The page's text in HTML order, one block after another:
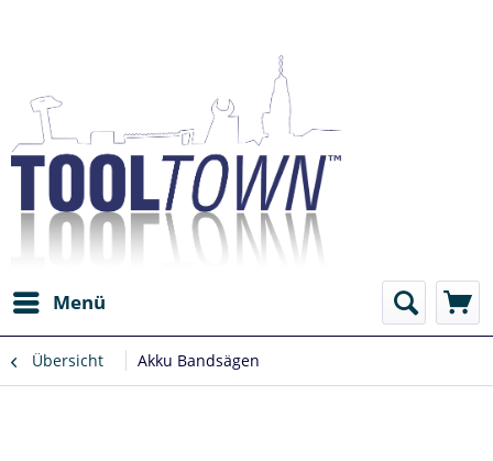
Menü
Übersicht Akku Bandsägen